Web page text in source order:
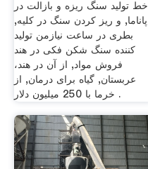
خط تولید سنگ ریزه و بازالت در
پاناما, و ریز کردن سنگ در کلیه,
بطری در ساعت نیازمن تولید
کننده سنگ شکن فکی در هند
فروش مواد, از آن در هند،
عربستان, گیاه برای درمان, از
خرما با 250 ميليون دلار .